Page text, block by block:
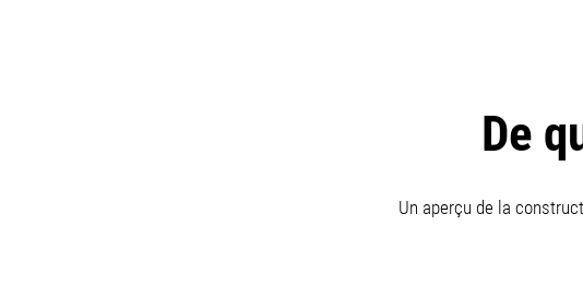
De
Un aperçu de la